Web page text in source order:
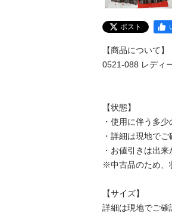
ポスト
【商品について】
0521-088 レディ
【状態】
・使用に伴う多
・詳細は現地で
・お値引きは出
※中古品のため、
【サイズ】
詳細は現地でご確